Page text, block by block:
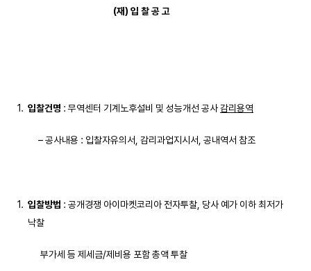
(재) 입 찰 공 고
입찰건명 : 무역센터 기계노후설비 및 성능개선 공사감리용역
– 공사내용 : 입찰자유의서, 감리과업지시서, 공내역서 참조
입찰방법 : 공개경쟁 아이마켓코리아 전자투찰, 당사 예가 이하 최저가
낙찰
부가세 등 제세금/제비용 포함 총액 투찰